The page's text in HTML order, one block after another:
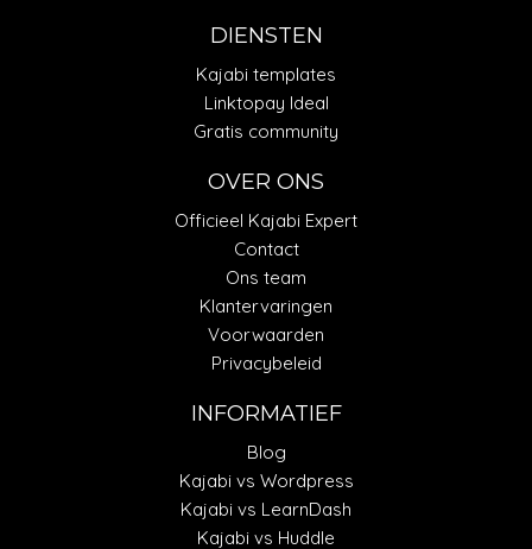
DIENSTEN
Kajabi templates
Linktopay Ideal
Gratis community
OVER ONS
Officieel Kajabi Expert
Contact
Ons team
Klantervaringen
Voorwaarden
Privacybeleid
INFORMATIEF
Blog
Kajabi vs Wordpress
Kajabi vs LearnDash
Kajabi vs Huddle